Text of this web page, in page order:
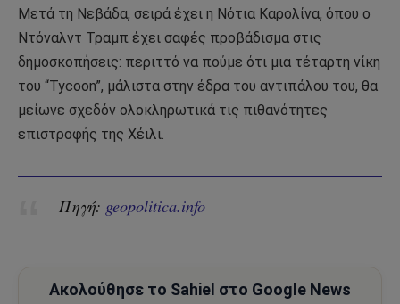
Μετά τη Νεβάδα, σειρά έχει η Νότια Καρολίνα, όπου ο
Ντόναλντ Τραμπ έχει σαφές προβάδισμα στις
δημοσκοπήσεις: περιττό να πούμε ότι μια τέταρτη νίκη
του “Tycoon”, μάλιστα στην έδρα του αντιπάλου του, θα
μείωνε σχεδόν ολοκληρωτικά τις πιθανότητες
επιστροφής της Χέιλι.
Πηγή: geopolitica.info
Ακολούθησε το Sahiel στο Google News